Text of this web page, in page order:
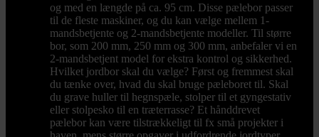
og med en længde på ca. 95 cm. Disse pælebor passer
til de fleste maskiner, og du kan vælge mellem 1-
mandsbetjente og 2-mandsbetjente modeller. Til større
bor, som 200 mm, 250 mm og 300 mm, anbefaler vi en
2-mandsbetjent model for ekstra kontrol og sikkerhed.
Hvilket jordbor skal du vælge? Først og fremmest skal
du tænke over, hvad du skal bruge pæleboret til. Skal
du grave huller til hegnspæle, stolper til et gyngestativ
eller stolpesko til en træterrasse? Et hånddrevet
pælebor kan være tilstrækkeligt til fx små projekter i